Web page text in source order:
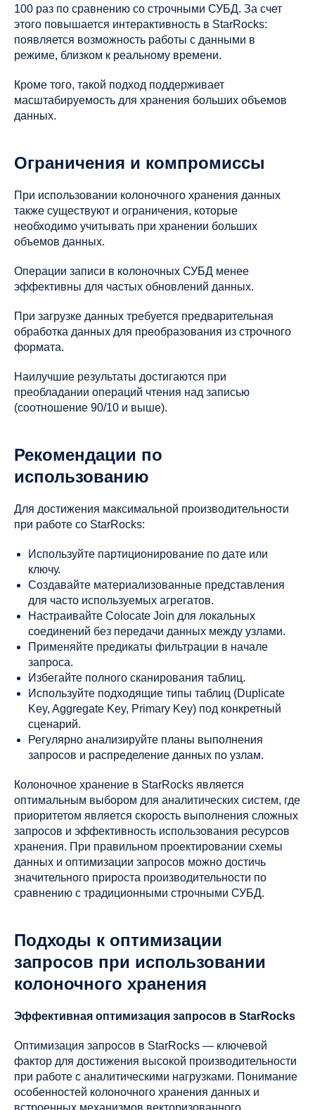
100 раз по сравнению со строчными СУБД. За счет
этого повышается интерактивность в StarRocks:
появляется возможность работы с данными в
режиме, близком к реальному времени.
Кроме того, такой подход поддерживает
масштабируемость для хранения больших объемов
данных.
Ограничения и компромиссы
При использовании колоночного хранения данных
также существуют и ограничения, которые
необходимо учитывать при хранении больших
объемов данных.
Операции записи в колоночных СУБД менее
эффективны для частых обновлений данных.
При загрузке данных требуется предварительная
обработка данных для преобразования из строчного
формата.
Наилучшие результаты достигаются при
преобладании операций чтения над записью
(соотношение 90/10 и выше).
Рекомендации по
использованию
Для достижения максимальной производительности
при работе со StarRocks:
Используйте партиционирование по дате или
ключу.
Создавайте материализованные представления
для часто используемых агрегатов.
Настраивайте Colocate Join для локальных
соединений без передачи данных между узлами.
Применяйте предикаты фильтрации в начале
запроса.
Избегайте полного сканирования таблиц.
Используйте подходящие типы таблиц (Duplicate
Key, Aggregate Key, Primary Key) под конкретный
сценарий.
Регулярно анализируйте планы выполнения
запросов и распределение данных по узлам.
Колоночное хранение в StarRocks является
оптимальным выбором для аналитических систем, где
приоритетом является скорость выполнения сложных
запросов и эффективность использования ресурсов
хранения. При правильном проектировании схемы
данных и оптимизации запросов можно достичь
значительного прироста производительности по
сравнению с традиционными строчными СУБД.
Подходы к оптимизации
запросов при использовании
колоночного хранения
Эффективная оптимизация запросов в StarRocks
Оптимизация запросов в StarRocks — ключевой
фактор для достижения высокой производительности
при работе с аналитическими нагрузками. Понимание
особенностей колоночного хранения данных и
встроенных механизмов векторизованного